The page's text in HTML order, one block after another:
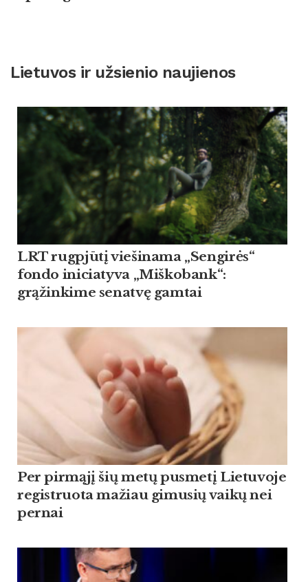
Lietuvos ir užsienio naujienos
LRT rugpjūtį viešinama „Sengirės“
fondo iniciatyva „Miškobank“:
grąžinkime senatvę gamtai
Per pirmąjį šių metų pusmetį Lietuvoje
registruota mažiau gimusių vaikų nei
pernai